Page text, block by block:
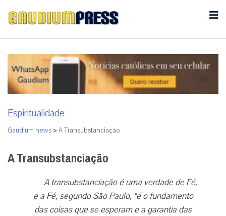
Espiritualidade
Gaudium news >A Transubstanciação
A Transubstanciação
A transubstanciação é uma verdade de Fé,
e a Fé, segundo São Paulo, “é o fundamento
das coisas que se esperam e a garantia das